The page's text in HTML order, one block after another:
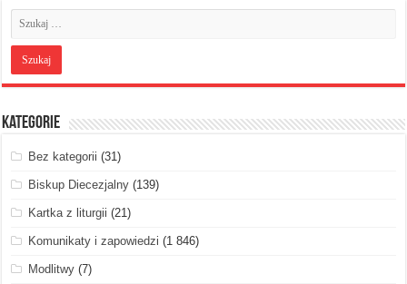
Kategorie
Bez kategorii (31)
Biskup Diecezjalny (139)
Kartka z liturgii (21)
Komunikaty i zapowiedzi (1 846)
Modlitwy (7)